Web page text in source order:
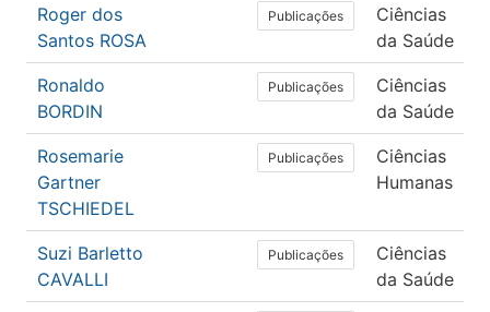
Roger dos
Santos ROSA
Publicações
Ciências
da Saúde
Ronaldo
BORDIN
Publicações
Ciências
da Saúde
Rosemarie
Gartner
TSCHIEDEL
Publicações
Ciências
Humanas
Suzi Barletto
CAVALLI
Publicações
Ciências
da Saúde